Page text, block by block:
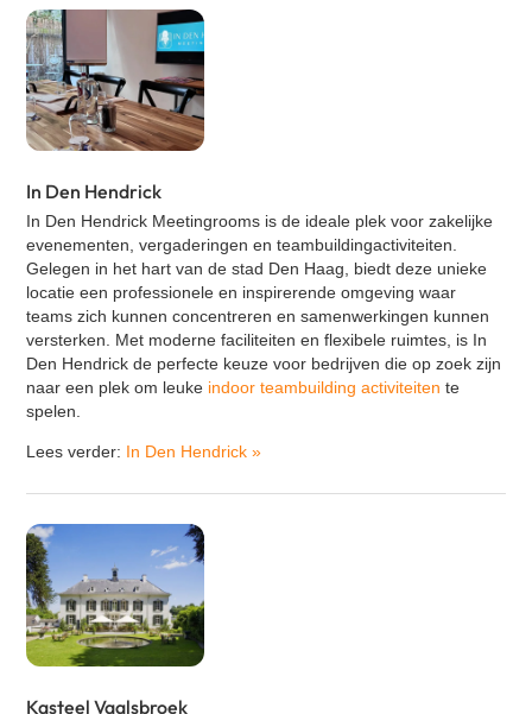
In Den Hendrick
In Den Hendrick Meetingrooms is de ideale plek voor zakelijke
evenementen, vergaderingen en teambuildingactiviteiten.
Gelegen in het hart van de stad Den Haag, biedt deze unieke
locatie een professionele en inspirerende omgeving waar
teams zich kunnen concentreren en samenwerkingen kunnen
versterken. Met moderne faciliteiten en flexibele ruimtes, is In
Den Hendrick de perfecte keuze voor bedrijven die op zoek zijn
naar een plek om leuke indoor teambuilding activiteiten te
spelen.
Lees verder: In Den Hendrick »
Kasteel Vaalsbroek